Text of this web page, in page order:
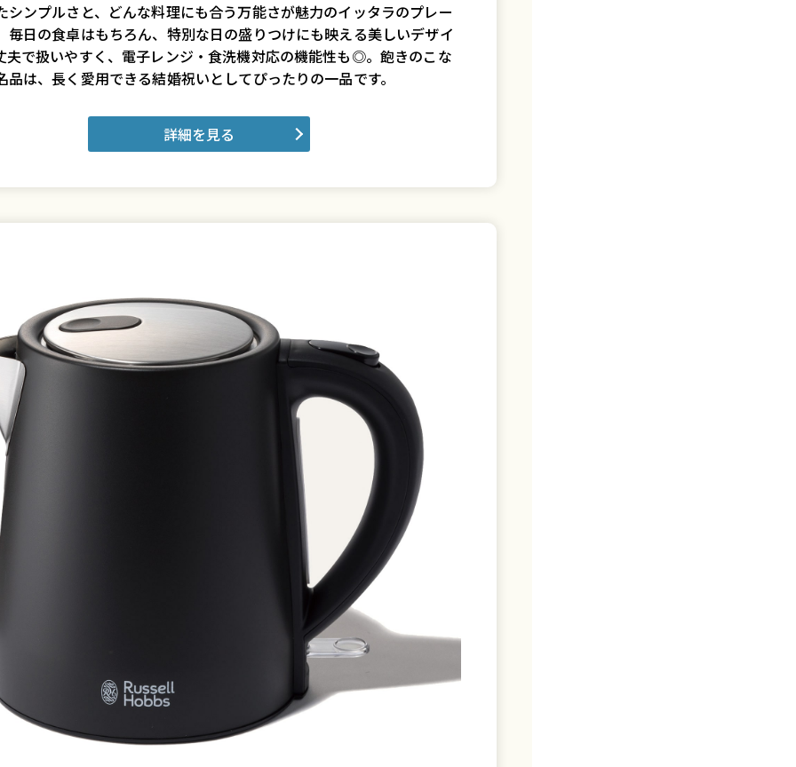
シンプルさと、どんな料理にも合う万能さが魅力のイッタラのプレー
毎日の食卓はもちろん、特別な日の盛りつけにも映える美しいデザイ
夫で扱いやすく、電子レンジ・食洗機対応の機能性も◎。飽きのこな
品は、長く愛用できる結婚祝いとしてぴったりの一品です。
詳細を見る